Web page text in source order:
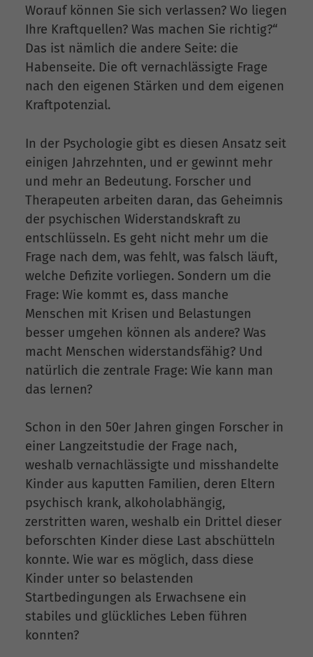
Worauf können Sie sich verlassen? Wo liegen
Ihre Kraftquellen? Was machen Sie richtig?“
Das ist nämlich die andere Seite: die
Habenseite. Die oft vernachlässigte Frage
nach den eigenen Stärken und dem eigenen
Kraftpotenzial.
In der Psychologie gibt es diesen Ansatz seit
einigen Jahrzehnten, und er gewinnt mehr
und mehr an Bedeutung. Forscher und
Therapeuten arbeiten daran, das Geheimnis
der psychischen Widerstandskraft zu
entschlüsseln. Es geht nicht mehr um die
Frage nach dem, was fehlt, was falsch läuft,
welche Defizite vorliegen. Sondern um die
Frage: Wie kommt es, dass manche
Menschen mit Krisen und Belastungen
besser umgehen können als andere? Was
macht Menschen widerstandsfähig? Und
natürlich die zentrale Frage: Wie kann man
das lernen?
Schon in den 50er Jahren gingen Forscher in
einer Langzeitstudie der Frage nach,
weshalb vernachlässigte und misshandelte
Kinder aus kaputten Familien, deren Eltern
psychisch krank, alkoholabhängig,
zerstritten waren, weshalb ein Drittel dieser
beforschten Kinder diese Last abschütteln
konnte. Wie war es möglich, dass diese
Kinder unter so belastenden
Startbedingungen als Erwachsene ein
stabiles und glückliches Leben führen
konnten?